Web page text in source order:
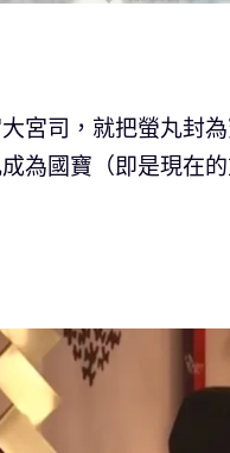
宮司，就把螢丸封
為國寶（即是現在